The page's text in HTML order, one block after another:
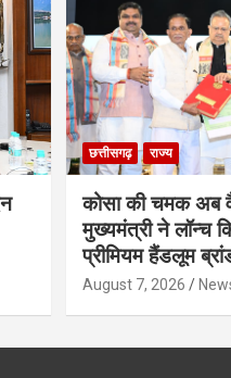
छत्तीसगढ़ राज्य
कोसा की चमक अब
मुख्यमंत्री ने लॉन्च
प्रीमियम हैंडलूम
August 7, 2026